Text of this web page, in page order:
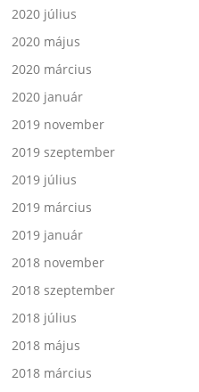
2020 július
2020 május
2020 március
2020 január
2019 november
2019 szeptember
2019 július
2019 március
2019 január
2018 november
2018 szeptember
2018 július
2018 május
2018 március